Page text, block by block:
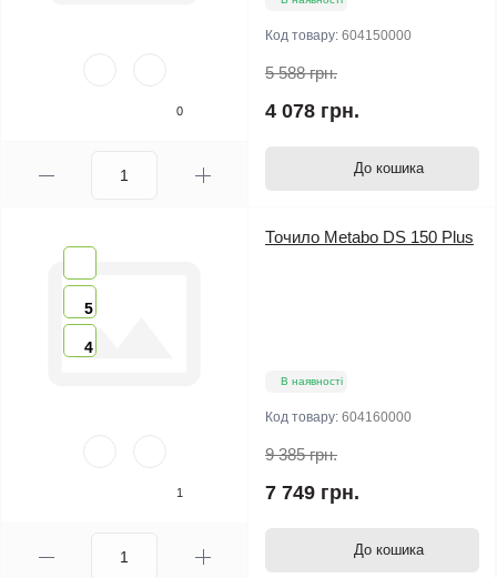
0
Код товару: 604150000
5 588 грн.
4 078 грн.
До кошика
5
4
1
Точило Metabo DS 150 Plus
В наявності
Код товару: 604160000
9 385 грн.
7 749 грн.
До кошика